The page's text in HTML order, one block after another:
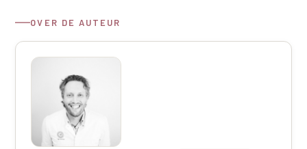
OVER DE AUTEUR